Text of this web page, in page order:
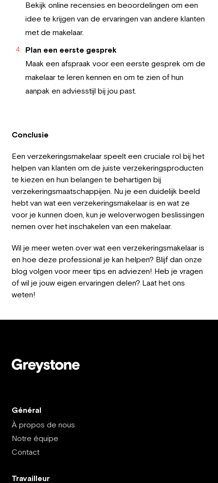
Bekijk online recensies en beoordelingen om een
idee te krijgen van de ervaringen van andere klanten
met de makelaar.
Plan een eerste gesprek
Maak een afspraak voor een eerste gesprek om de
makelaar te leren kennen en om te zien of hun
aanpak en adviesstijl bij jou past.
Conclusie
Een verzekeringsmakelaar speelt een cruciale rol bij het
helpen van klanten om de juiste verzekeringsproducten
te kiezen en hun belangen te behartigen bij
verzekeringsmaatschappijen. Nu je een duidelijk beeld
hebt van wat een verzekeringsmakelaar is en wat ze
voor je kunnen doen, kun je weloverwogen beslissingen
nemen over het inschakelen van een makelaar.
Wil je meer weten over wat een verzekeringsmakelaar is
en hoe deze professional je kan helpen? Blijf dan onze
blog volgen voor meer tips en adviezen! Heb je vragen
of wil je jouw eigen ervaringen delen? Laat het ons
weten!
Général
À propos de nous
Notre équipe
Contact
Travailleur